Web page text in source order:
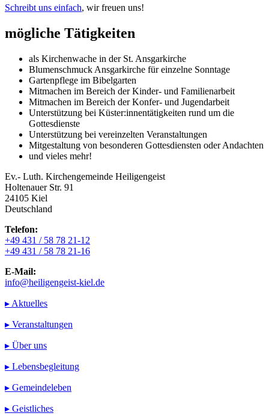
Schreibt uns einfach, wir freuen uns!
mögliche Tätigkeiten
als Kirchenwache in der St. Ansgarkirche
Blumenschmuck Ansgarkirche für einzelne Sonntage
Gartenpflege im Bibelgarten
Mitmachen im Bereich der Kinder- und Familienarbeit
Mitmachen im Bereich der Konfer- und Jugendarbeit
Unterstützung bei Küster:innentätigkeiten rund um die
Gottesdienste
Unterstützung bei vereinzelten Veranstaltungen
Mitgestaltung von besonderen Gottesdiensten oder Andachten
und vieles mehr!
Ev.- Luth. Kirchengemeinde Heiligengeist
Holtenauer Str. 91
24105 Kiel
Deutschland
Telefon:
+49 431 / 58 78 21-12
+49 431 / 58 78 21-16
E-Mail:
info@heiligengeist-kiel.de
▸ Aktuelles
▸ Veranstaltungen
▸ Über uns
▸ Lebensbegleitung
▸ Gemeindeleben
▸ Geistliches